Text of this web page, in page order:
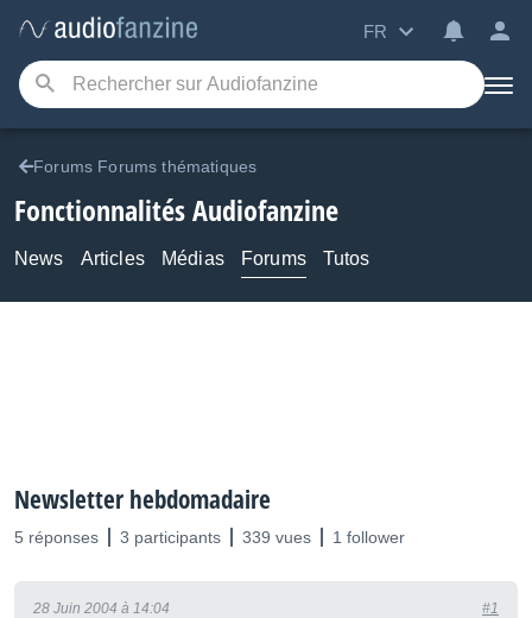
FR
Forums Forums thématiques
Fonctionnalités Audiofanzine
News Articles Médias Forums Tutos
Newsletter hebdomadaire
5 réponses 3 participants 339 vues 1 follower
28 Juin 2004 à 14:04 #1